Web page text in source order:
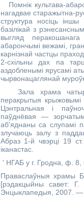
Помнік культава-
нагадвае старажытна-
структура носіць
базілікай з
выгляд
абарончымі вежамі,
карнізнай частцы
2-схільны дах па
аздобленымі ярусамі
чырвонацаглянай
Зала храма
перакрытыя крыжовымі
Цэнтральная і
паўднёвая —
аб'яднаны са слупамі
злучаюць залу з
Абраз 1-й чвэрці 19
іканастас.
' НГАБ у г. Гродна, ф. 8,
Праваслаўныя храмы
[рэдакцыйны савет:
Энцыклапедыя, 2007. —